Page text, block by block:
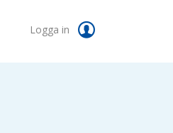
Logga in